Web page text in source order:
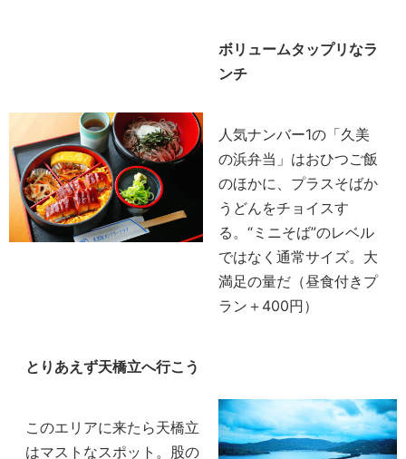
ボリュームタップリなラ
ンチ
人気ナンバー1の「久美
の浜弁当」はおひつご飯
のほかに、プラスそばか
うどんをチョイスす
る。“ミニそば”のレベル
ではなく通常サイズ。大
満足の量だ（昼食付きプ
ラン＋400円）
とりあえず天橋立へ行こう
このエリアに来たら天橋立
はマストなスポット。股の